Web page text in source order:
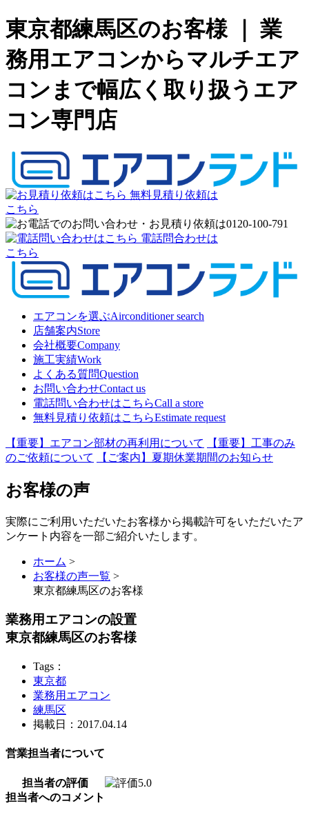
東京都練馬区のお客様 ｜ 業
務用エアコンからマルチエア
コンまで幅広く取り扱うエア
コン専門店
無料見積り依頼は
こちら
電話問合わせは
こちら
エアコンを選ぶAirconditioner search
店舗案内Store
会社概要Company
施工実績Work
よくある質問Question
お問い合わせContact us
電話問い合わせはこちらCall a store
無料見積り依頼はこちらEstimate request
【重要】エアコン部材の再利用について
【重要】工事のみ
のご依頼について
【ご案内】夏期休業期間のお知らせ
お客様の声
実際にご利用いただいたお客様から掲載許可をいただいたア
ンケート内容を一部ご紹介いたします。
ホーム >
お客様の声一覧 >
東京都練馬区のお客様
業務用エアコンの設置
東京都練馬区のお客様
Tags：
東京都
業務用エアコン
練馬区
掲載日：2017.04.14
営業担当者について
担当者の評価
担当者へのコメント